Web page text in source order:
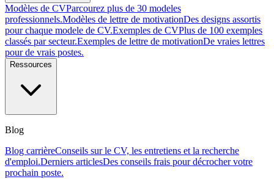
Modèles de CVParcourez plus de 30 modeles
professionnels.Modèles de lettre de motivationDes designs assortis
pour chaque modele de CV.Exemples de CVPlus de 100 exemples
classés par secteur.Exemples de lettre de motivationDe vraies lettres
pour de vrais postes.
Ressources
Blog
Blog carrièreConseils sur le CV, les entretiens et la recherche
d'emploi.Derniers articlesDes conseils frais pour décrocher votre
prochain poste.